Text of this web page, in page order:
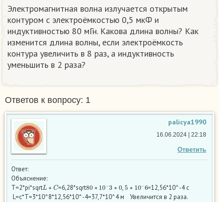
Электромагнитная волна излучается открытым
контуром с электроёмкостью 0,5 мкФ и
индуктивностью 80 мГн. Какова длина волны? Как
изменится длина волны, если электроёмкость
контура увеличить в 8 раз, а индуктивность
уменьшить в 2 раза?
Ответов к вопросу: 1
palicya1990
Ответить
16.06.2024 | 22:18
Ответ:
Объяснение:
T=2*pi*sqrtL C =6,28*sqrt80 10 3 0, 5∗ 10 −
=12,56*10^-4 c
L=c*T=3*10^8*12,56*10^-4=37,7*10^4 м Увеличится в 2 раза.